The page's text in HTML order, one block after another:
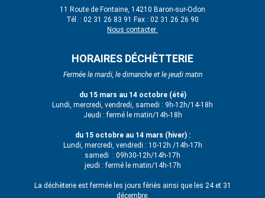
11 Route de Fontaine, 14210 Baron-sur-Odon
Tél. : 02 31 26 83 91 Fax : 02 31 26 26 90
Nous contacter
HORAIRES DÉCHÈTTERIE
Fermée le mardi, le dimanche et le jeudi matin
du 15 mars au 14 octobre (été)
Lundi, mercredi, vendredi, samedi : 9h-12h/14-18h
Jeudi : fermé le matin/14h-18h
du 15 octobre au 14 mars (hiver) :
Lundi, mercredi, vendredi : 10-12h /14h-17h
samedi : 09h30-12h/14h-17h
jeudi : fermé le matin/14h-17h
La déchèterie est fermée les jours fériés ainsi que les 24 et 31
décembre.